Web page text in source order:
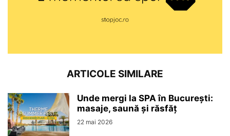
ARTICOLE SIMILARE
Unde mergi la SPA în București:
masaje, saună și răsfăț
22 mai 2026